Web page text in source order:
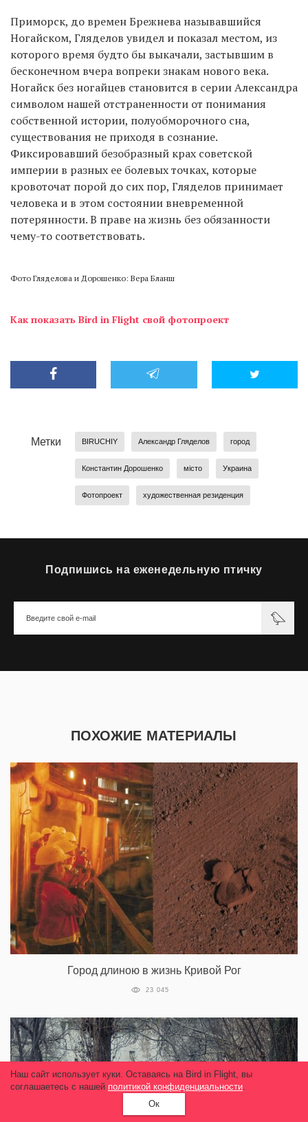
Приморск, до времен Брежнева называвшийся
Ногайском, Гляделов увидел и показал местом, из
которого время будто бы выкачали, застывшим в
бесконечном вчера вопреки знакам нового века.
Ногайск без ногайцев становится в серии Александра
символом нашей отстраненности от понимания
собственной истории, полуобморочного сна,
существования не приходя в сознание.
Фиксировавший безобразный крах советской
империи в разных ее болевых точках, которые
кровоточат порой до сих пор, Гляделов принимает
человека и в этом состоянии вневременной
потерянности. В праве на жизнь без обязанности
чему-то соответствовать.
Фото Гляделова и Дорошенко: Вера Бланш
Как показать Bird in Flight свой фотопроект
Метки BIRUCHIY Александр Гляделов город
Константин Дорошенко місто Украина
Фотопроект художественная резиденция
Подпишись на еженедельную птичку
ПОХОЖИЕ МАТЕРИАЛЫ
Город длиною в жизнь Кривой Рог
23 045
Наш сайт использует куки. Оставаясь на Bird in Flight, вы
соглашаетесь с нашей политикой конфиденциальности.
Ок